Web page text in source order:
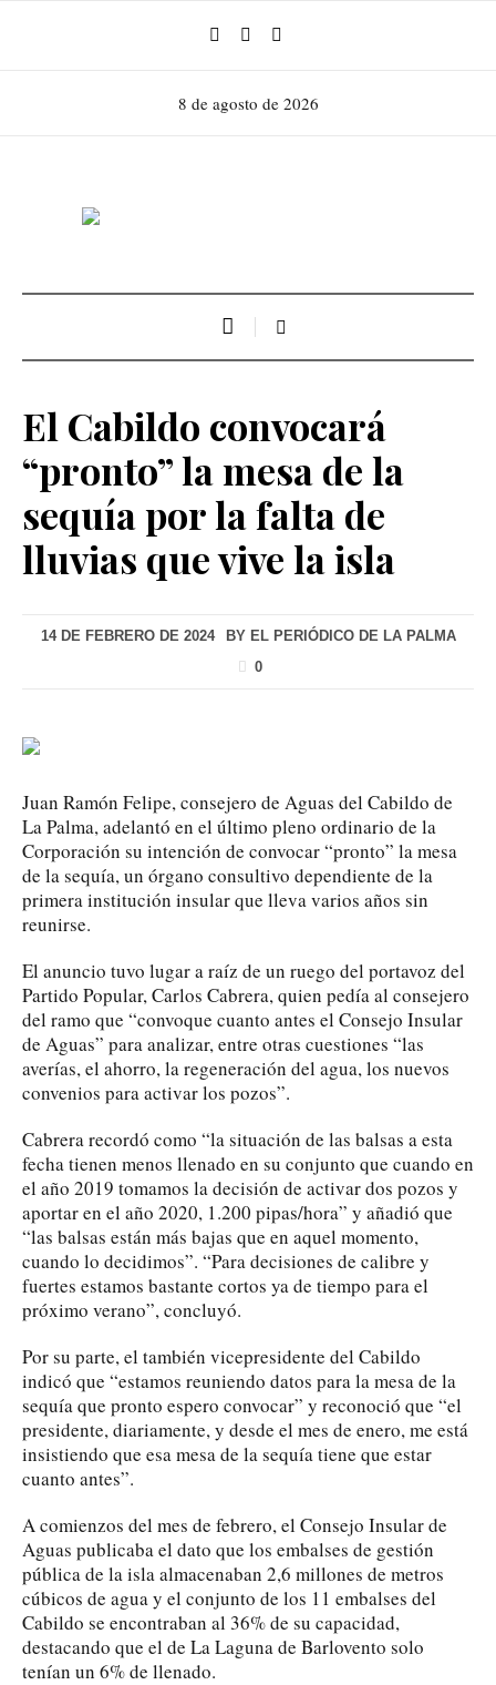
8 de agosto de 2026
El Cabildo convocará
“pronto” la mesa de la
sequía por la falta de
lluvias que vive la isla
14 DE FEBRERO DE 2024 BY EL PERIÓDICO DE LA PALMA
0
Juan Ramón Felipe, consejero de Aguas del Cabildo de
La Palma, adelantó en el último pleno ordinario de la
Corporación su intención de convocar “pronto” la mesa
de la sequía, un órgano consultivo dependiente de la
primera institución insular que lleva varios años sin
reunirse.
El anuncio tuvo lugar a raíz de un ruego del portavoz del
Partido Popular, Carlos Cabrera, quien pedía al consejero
del ramo que “convoque cuanto antes el Consejo Insular
de Aguas” para analizar, entre otras cuestiones “las
averías, el ahorro, la regeneración del agua, los nuevos
convenios para activar los pozos”.
Cabrera recordó como “la situación de las balsas a esta
fecha tienen menos llenado en su conjunto que cuando en
el año 2019 tomamos la decisión de activar dos pozos y
aportar en el año 2020, 1.200 pipas/hora” y añadió que
“las balsas están más bajas que en aquel momento,
cuando lo decidimos”. “Para decisiones de calibre y
fuertes estamos bastante cortos ya de tiempo para el
próximo verano”, concluyó.
Por su parte, el también vicepresidente del Cabildo
indicó que “estamos reuniendo datos para la mesa de la
sequía que pronto espero convocar” y reconoció que “el
presidente, diariamente, y desde el mes de enero, me está
insistiendo que esa mesa de la sequía tiene que estar
cuanto antes”.
A comienzos del mes de febrero, el Consejo Insular de
Aguas publicaba el dato que los embalses de gestión
pública de la isla almacenaban 2,6 millones de metros
cúbicos de agua y el conjunto de los 11 embalses del
Cabildo se encontraban al 36% de su capacidad,
destacando que el de La Laguna de Barlovento solo
tenían un 6% de llenado.